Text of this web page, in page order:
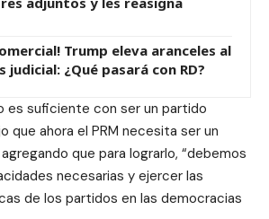
Trump eleva aranceles al
judicial: ¿Qué pasará con RD?
es suficiente con ser un partido
que ahora el PRM necesita ser un
que para lograrlo, “debemos
necesarias y ejercer las
de los partidos en las democracias